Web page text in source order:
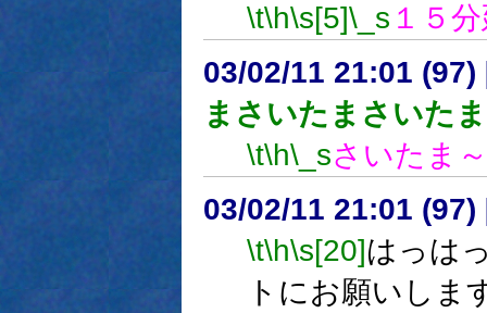
\t\h\s[5]\_s １５
03/02/11 21:01 (97)
まさいたまさいた
\t\h\_sさいたま
03/02/11 21:01 (97)
\t\h\s[20]はっは
トにお願いしま